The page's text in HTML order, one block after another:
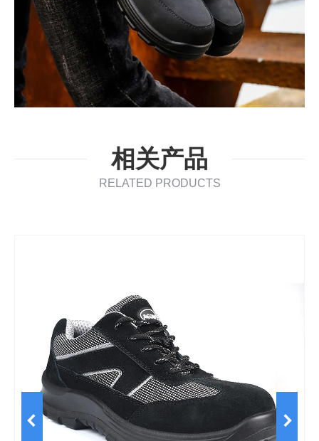
相关产品
RELATED PRODUCTS